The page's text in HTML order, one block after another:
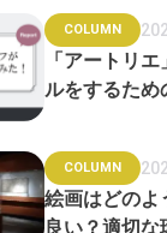
COLUMN
「アートリ
ルをするため
COLUMN
絵画はどのよ
良い？適切な